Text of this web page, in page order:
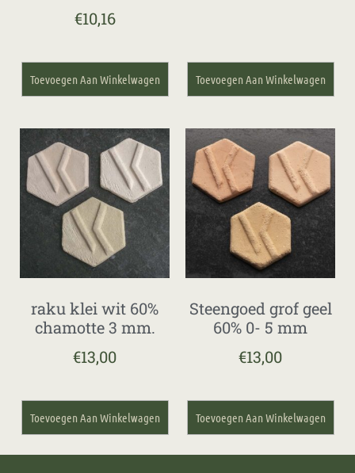
€10,16
Toevoegen Aan Winkelwagen Toevoegen Aan Winkelwagen
raku klei wit 60%
chamotte 3 mm.
€13,00
Toevoegen Aan Winkelwagen
Steengoed grof geel
60% 0- 5 mm
€13,00
Toevoegen Aan Winkelwagen